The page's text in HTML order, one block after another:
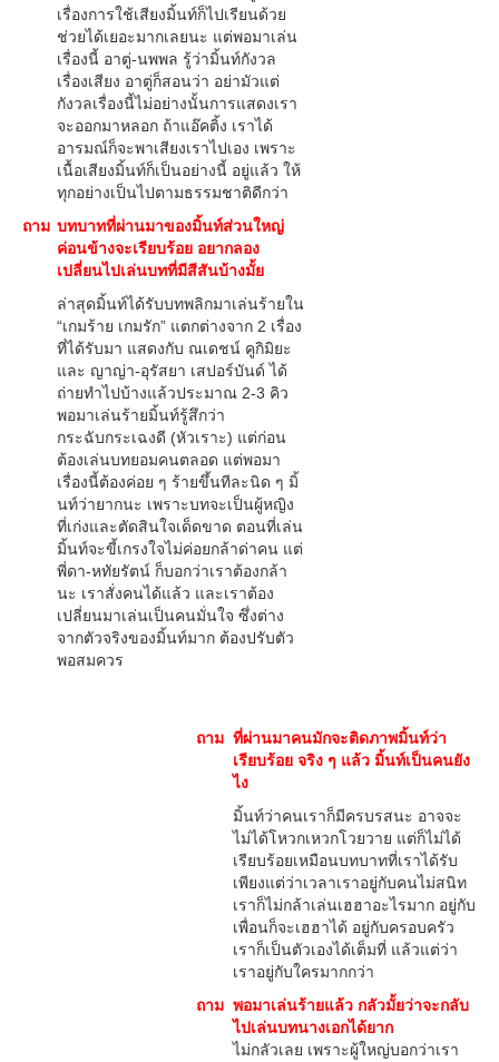
เรื่องการใช้เสียงมิ้นท์ก็ไปเรียนด้วย
ช่วยได้เยอะมากเลยนะ แต่พอมาเล่น
เรื่องนี้ อาตู่-นพพล รู้ว่ามิ้นท์กังวล
เรื่องเสียง อาตู่ก็สอนว่า อย่ามัวแต่
กังวลเรื่องนี้ไม่อย่างนั้นการแสดงเรา
จะออกมาหลอก ถ้าแอ๊คติ้ง เราได้
อารมณ์ก็จะพาเสียงเราไปเอง เพราะ
เนื้อเสียงมิ้นท์ก็เป็นอย่างนี้ อยู่แล้ว ให้
ทุกอย่างเป็นไปตามธรรมชาติดีกว่า
ถาม บทบาทที่ผ่านมาของมิ้นท์ส่วนใหญ่
ค่อนข้างจะเรียบร้อย อยากลอง
เปลี่ยนไปเล่นบทที่มีสีสันบ้างมั้ย
ล่าสุดมิ้นท์ได้รับบทพลิกมาเล่นร้ายใน
“เกมร้าย เกมรัก” แตกต่างจาก 2 เรื่อง
ที่ได้รับมา แสดงกับ ณเดชน์ คูกิมิยะ
และ ญาญ่า-อุรัสยา เสปอร์บันด์ ได้
ถ่ายทำไปบ้างแล้วประมาณ 2-3 คิว
พอมาเล่นร้ายมิ้นท์รู้สึกว่า
กระฉับกระเฉงดี (หัวเราะ) แต่ก่อน
ต้องเล่นบทยอมคนตลอด แต่พอมา
เรื่องนี้ต้องค่อย ๆ ร้ายขึ้นทีละนิด ๆ มิ้
นท์ว่ายากนะ เพราะบทจะเป็นผู้หญิง
ที่เก่งและตัดสินใจเด็ดขาด ตอนที่เล่น
มิ้นท์จะขี้เกรงใจไม่ค่อยกล้าด่าคน แต่
พี่ดา-หทัยรัตน์ ก็บอกว่าเราต้องกล้า
นะ เราสั่งคนได้แล้ว และเราต้อง
เปลี่ยนมาเล่นเป็นคนมั่นใจ ซึ่งต่าง
จากตัวจริงของมิ้นท์มาก ต้องปรับตัว
พอสมควร
ถาม ที่ผ่านมาคนมักจะติดภาพมิ้นท์ว่า
เรียบร้อย จริง ๆ แล้ว มิ้นท์เป็นคนยัง
ไง
มิ้นท์ว่าคนเราก็มีครบรสนะ อาจจะ
ไม่ได้โหวกเหวกโวยวาย แต่ก็ไม่ได้
เรียบร้อยเหมือนบทบาทที่เราได้รับ
เพียงแต่ว่าเวลาเราอยู่กับคนไม่สนิท
เราก็ไม่กล้าเล่นเฮฮาอะไรมาก อยู่กับ
เพื่อนก็จะเฮฮาได้ อยู่กับครอบครัว
เราก็เป็นตัวเองได้เต็มที่ แล้วแต่ว่า
เราอยู่กับใครมากกว่า
ถาม พอมาเล่นร้ายแล้ว กลัวมั้ยว่าจะกลับ
ไปเล่นบทนางเอกได้ยาก
ไม่กลัวเลย เพราะผู้ใหญ่บอกว่าเรา